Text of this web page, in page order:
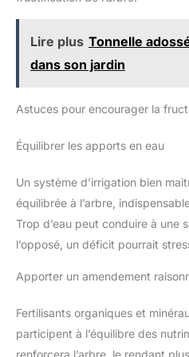
une utilisation continue sûre et
arbustes, les rosettes et les
répondre à la plupart de vos
une excellente
Lire plus Tonnelle
dans son jardin
Astuces pour encourager la
Équilibrer les apports en eau
Un système d’irrigation bien
équilibrée à l’arbre,
Trop d’eau peut conduire à une
l’opposé, un déficit pourrait
Apporter un amendement
Fertilisants organiques et
participent à l’équilibre des
renforcera l’arbre, le rendant